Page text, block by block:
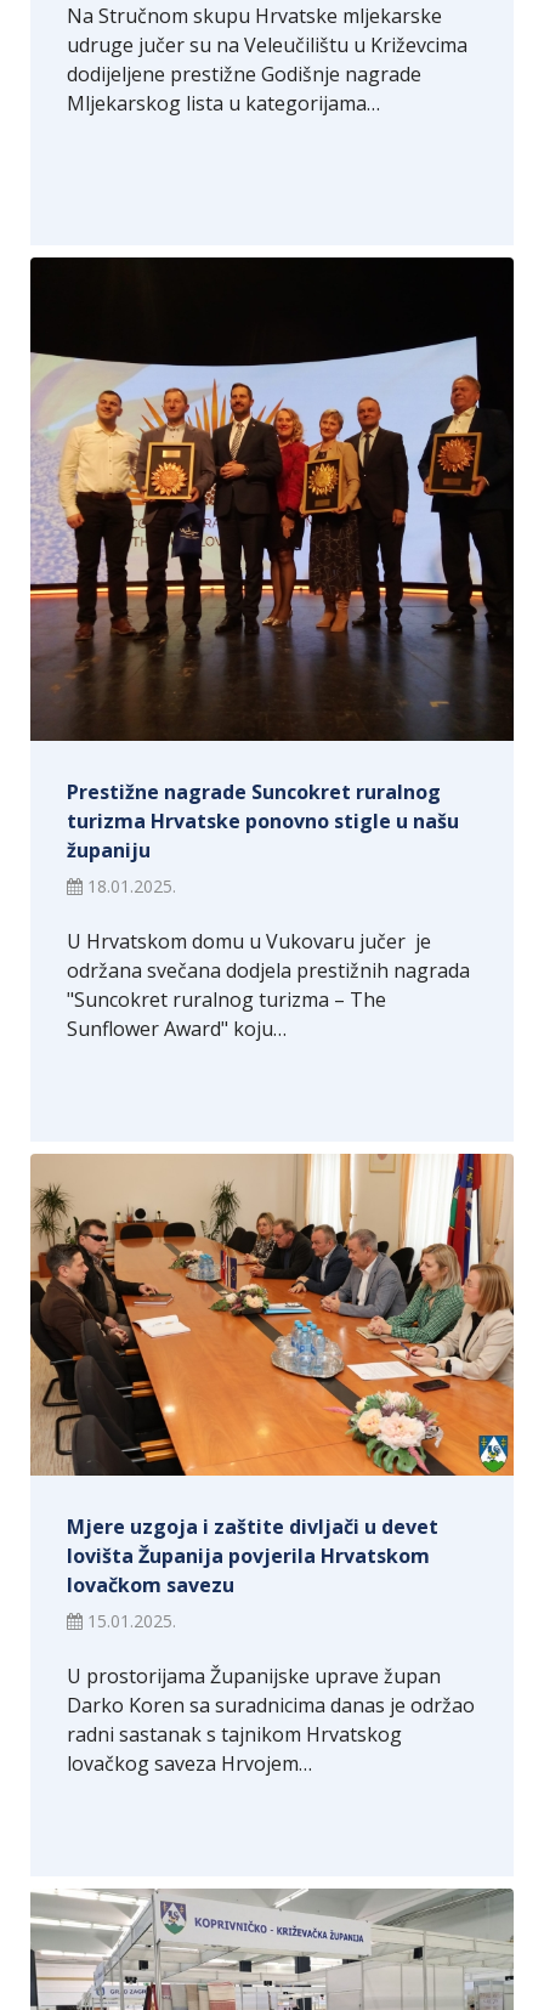
Na Stručnom skupu Hrvatske mljekarske
udruge jučer su na Veleučilištu u Križevcima
dodijeljene prestižne Godišnje nagrade
Mljekarskog lista u kategorijama…
Prestižne nagrade Suncokret ruralnog
turizma Hrvatske ponovno stigle u našu
županiju
18.01.2025.
U Hrvatskom domu u Vukovaru jučer je
održana svečana dodjela prestižnih nagrada
"Suncokret ruralnog turizma – The
Sunflower Award" koju…
Mjere uzgoja i zaštite divljači u devet
lovišta Županija povjerila Hrvatskom
lovačkom savezu
15.01.2025.
U prostorijama Županijske uprave župan
Darko Koren sa suradnicima danas je održao
radni sastanak s tajnikom Hrvatskog
lovačkog saveza Hrvojem…